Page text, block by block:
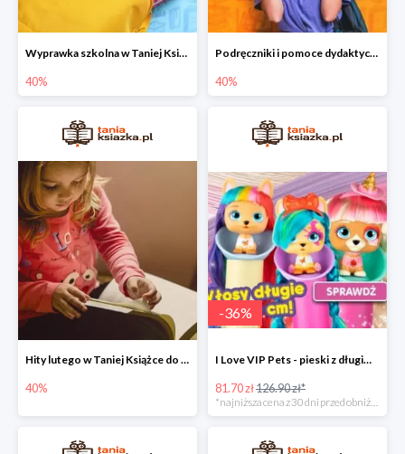
Wyprawka szkolna w Taniej Książce do -40%
40%
Podręczniki i pomoce dydaktyczne w Taniej Książce do -40%
40%
Hity lutego w Taniej Książce do -40%
40%
-36%
I Love VIP Pets - pieski z długimi włosami do stylizacji fryzur -36%
81.70 zł126.90 zł*